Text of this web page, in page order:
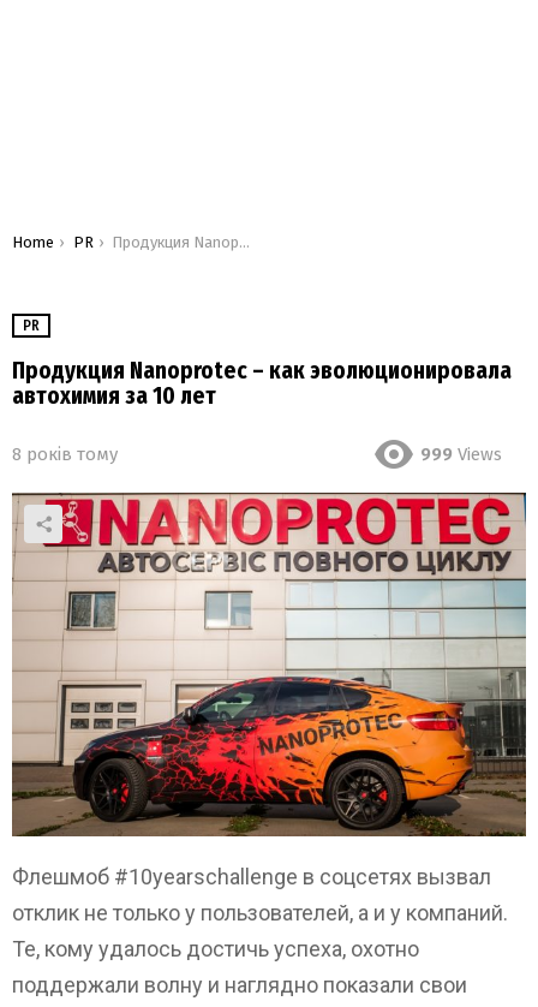
You are here:
Home PR Продукция Nanoprotec – как эволюционировала автохимия за 10 лет
PR
Продукция Nanoprotec – как эволюционировала
автохимия за 10 лет
8 років тому 999 Views
Флешмоб #10yearschallenge в соцсетях вызвал
отклик не только у пользователей, а и у компаний.
Те, кому удалось достичь успеха, охотно
поддержали волну и наглядно показали свои